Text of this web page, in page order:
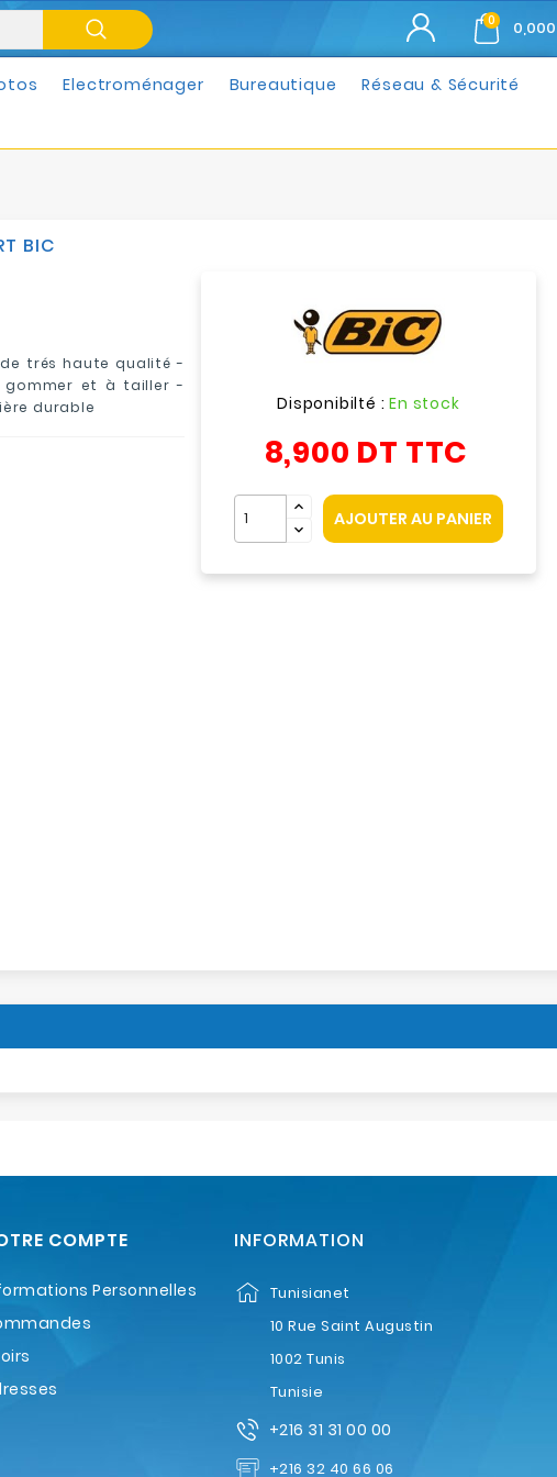
0
Electroménager Bureautique Réseau & Sécurité
BIC
de trés haute qualité -
gommer et à tailler -
durable
Disponibilté :En stock
8,900 DT TTC
AJOUTER AU PANIER
COMPTE
Personnelles
INFORMATION
Tunisianet
10 Rue Saint Augustin
1002 Tunis
Tunisie
+216 31 31 00 00
+216 32 40 66 06